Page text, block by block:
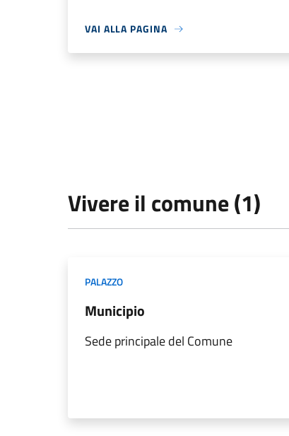
VAI ALLA PAGINA
Vivere il comune (1)
PALAZZO
Municipio
Sede principale del Comune